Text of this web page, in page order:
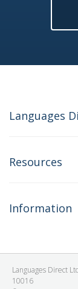
Languages
Resources
Information
Languages Direct
10016